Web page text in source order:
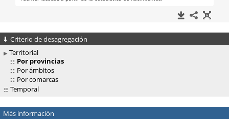
Criterio de desagregación
Territorial
Por provincias
Por ámbitos
Por comarcas
Temporal
Más información